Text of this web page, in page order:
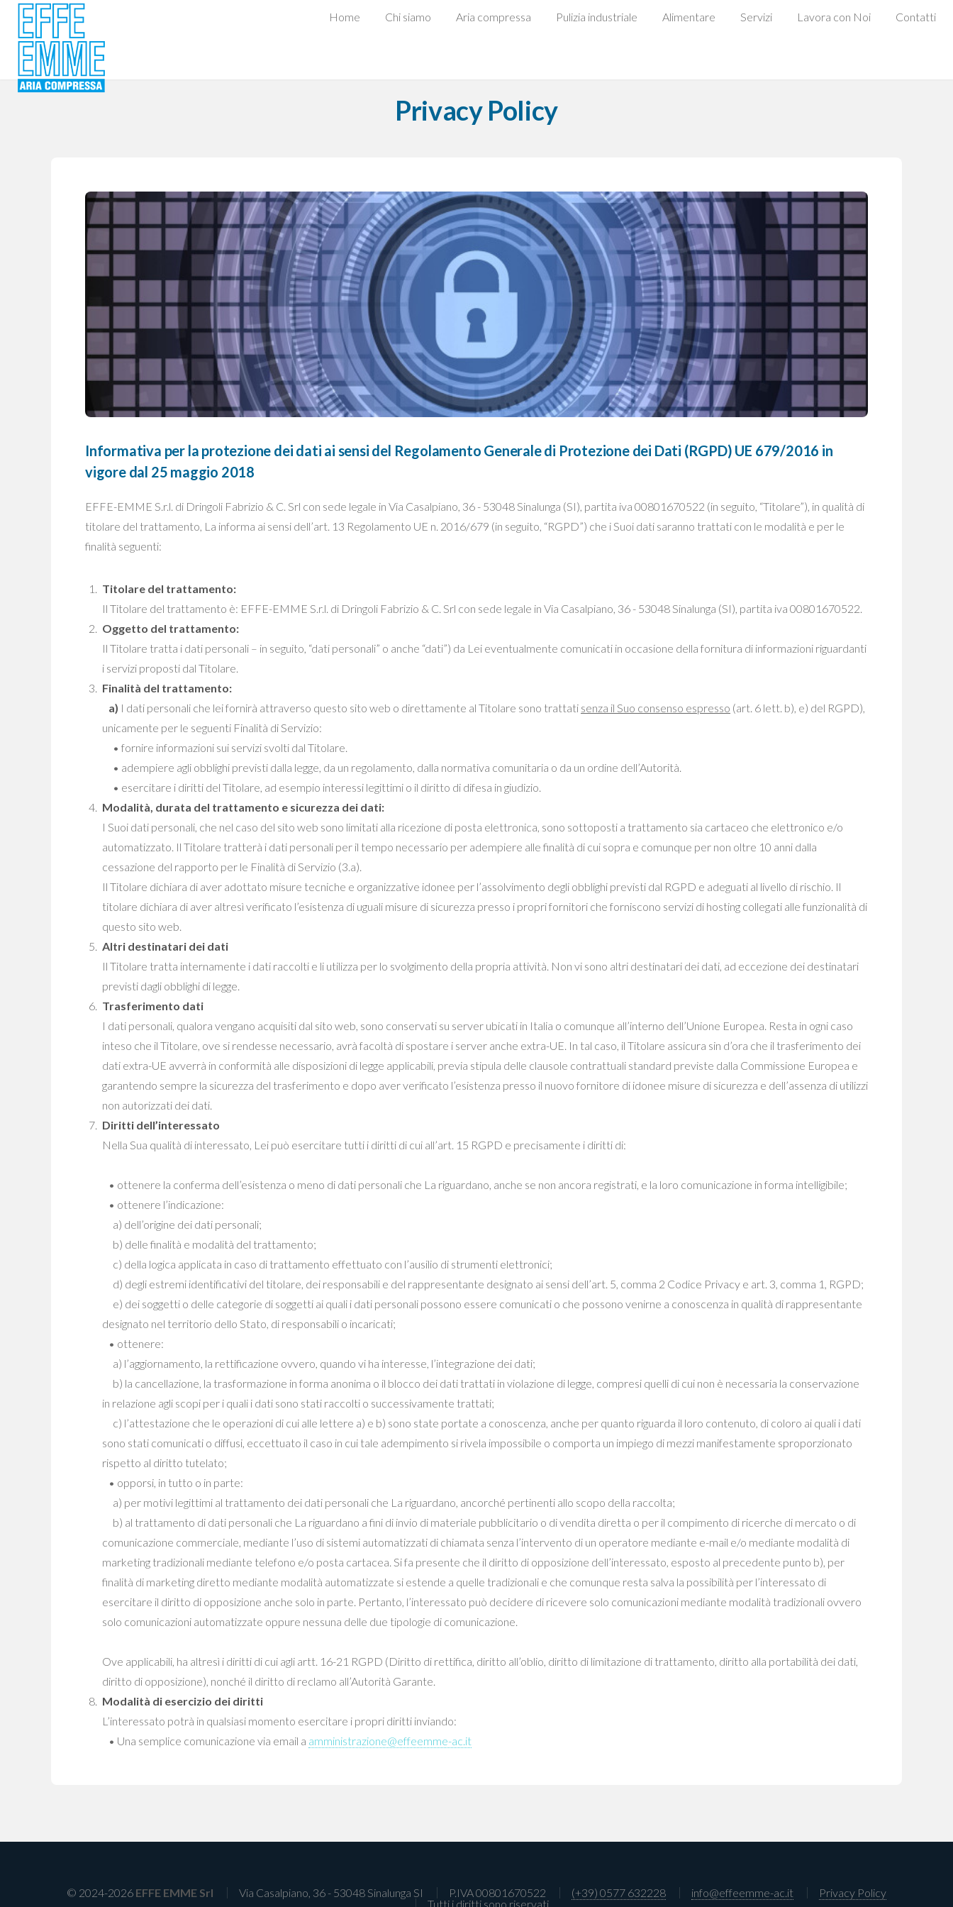
Home Chi siamo Aria compressa Pulizia industriale Alimentare Servizi Lavora con Noi Contatti
Privacy Policy
Informativa per la protezione dei dati ai sensi del Regolamento Generale di Protezione dei Dati (RGPD) UE 679/2016 in
vigore dal 25 maggio 2018
EFFE-EMME S.r.l. di Dringoli Fabrizio & C. Srl con sede legale in Via Casalpiano, 36 - 53048 Sinalunga (SI), partita iva 00801670522 (in seguito, “Titolare”), in qualità di
titolare del trattamento, La informa ai sensi dell’art. 13 Regolamento UE n. 2016/679 (in seguito, “RGPD”) che i Suoi dati saranno trattati con le modalità e per le
finalità seguenti:
Titolare del trattamento:
Il Titolare del trattamento è: EFFE-EMME S.r.l. di Dringoli Fabrizio & C. Srl con sede legale in Via Casalpiano, 36 - 53048 Sinalunga (SI), partita iva 00801670522.
Oggetto del trattamento:
Il Titolare tratta i dati personali – in seguito, “dati personali” o anche “dati”) da Lei eventualmente comunicati in occasione della fornitura di informazioni riguardanti
i servizi proposti dal Titolare.
Finalità del trattamento:
a) I dati personali che lei fornirà attraverso questo sito web o direttamente al Titolare sono trattati senza il Suo consenso espresso (art. 6 lett. b), e) del RGPD),
unicamente per le seguenti Finalità di Servizio:
• fornire informazioni sui servizi svolti dal Titolare.
• adempiere agli obblighi previsti dalla legge, da un regolamento, dalla normativa comunitaria o da un ordine dell’Autorità.
• esercitare i diritti del Titolare, ad esempio interessi legittimi o il diritto di difesa in giudizio.
Modalità, durata del trattamento e sicurezza dei dati:
I Suoi dati personali, che nel caso del sito web sono limitati alla ricezione di posta elettronica, sono sottoposti a trattamento sia cartaceo che elettronico e/o
automatizzato. Il Titolare tratterà i dati personali per il tempo necessario per adempiere alle finalità di cui sopra e comunque per non oltre 10 anni dalla
cessazione del rapporto per le Finalità di Servizio (3.a).
Il Titolare dichiara di aver adottato misure tecniche e organizzative idonee per l’assolvimento degli obblighi previsti dal RGPD e adeguati al livello di rischio. Il
titolare dichiara di aver altresì verificato l’esistenza di uguali misure di sicurezza presso i propri fornitori che forniscono servizi di hosting collegati alle funzionalità di
questo sito web.
Altri destinatari dei dati
Il Titolare tratta internamente i dati raccolti e li utilizza per lo svolgimento della propria attività. Non vi sono altri destinatari dei dati, ad eccezione dei destinatari
previsti dagli obblighi di legge.
Trasferimento dati
I dati personali, qualora vengano acquisiti dal sito web, sono conservati su server ubicati in Italia o comunque all’interno dell’Unione Europea. Resta in ogni caso
inteso che il Titolare, ove si rendesse necessario, avrà facoltà di spostare i server anche extra-UE. In tal caso, il Titolare assicura sin d’ora che il trasferimento dei
dati extra-UE avverrà in conformità alle disposizioni di legge applicabili, previa stipula delle clausole contrattuali standard previste dalla Commissione Europea e
garantendo sempre la sicurezza del trasferimento e dopo aver verificato l’esistenza presso il nuovo fornitore di idonee misure di sicurezza e dell’assenza di utilizzi
non autorizzati dei dati.
Diritti dell’interessato
Nella Sua qualità di interessato, Lei può esercitare tutti i diritti di cui all’art. 15 RGPD e precisamente i diritti di:
• ottenere la conferma dell’esistenza o meno di dati personali che La riguardano, anche se non ancora registrati, e la loro comunicazione in forma intelligibile;
• ottenere l’indicazione:
a) dell’origine dei dati personali;
b) delle finalità e modalità del trattamento;
c) della logica applicata in caso di trattamento effettuato con l’ausilio di strumenti elettronici;
d) degli estremi identificativi del titolare, dei responsabili e del rappresentante designato ai sensi dell’art. 5, comma 2 Codice Privacy e art. 3, comma 1, RGPD;
e) dei soggetti o delle categorie di soggetti ai quali i dati personali possono essere comunicati o che possono venirne a conoscenza in qualità di rappresentante
designato nel territorio dello Stato, di responsabili o incaricati;
• ottenere:
a) l’aggiornamento, la rettificazione ovvero, quando vi ha interesse, l’integrazione dei dati;
b) la cancellazione, la trasformazione in forma anonima o il blocco dei dati trattati in violazione di legge, compresi quelli di cui non è necessaria la conservazione
in relazione agli scopi per i quali i dati sono stati raccolti o successivamente trattati;
c) l’attestazione che le operazioni di cui alle lettere a) e b) sono state portate a conoscenza, anche per quanto riguarda il loro contenuto, di coloro ai quali i dati
sono stati comunicati o diffusi, eccettuato il caso in cui tale adempimento si rivela impossibile o comporta un impiego di mezzi manifestamente sproporzionato
rispetto al diritto tutelato;
• opporsi, in tutto o in parte:
a) per motivi legittimi al trattamento dei dati personali che La riguardano, ancorché pertinenti allo scopo della raccolta;
b) al trattamento di dati personali che La riguardano a fini di invio di materiale pubblicitario o di vendita diretta o per il compimento di ricerche di mercato o di
comunicazione commerciale, mediante l’uso di sistemi automatizzati di chiamata senza l’intervento di un operatore mediante e-mail e/o mediante modalità di
marketing tradizionali mediante telefono e/o posta cartacea. Si fa presente che il diritto di opposizione dell’interessato, esposto al precedente punto b), per
finalità di marketing diretto mediante modalità automatizzate si estende a quelle tradizionali e che comunque resta salva la possibilità per l’interessato di
esercitare il diritto di opposizione anche solo in parte. Pertanto, l’interessato può decidere di ricevere solo comunicazioni mediante modalità tradizionali ovvero
solo comunicazioni automatizzate oppure nessuna delle due tipologie di comunicazione.
Ove applicabili, ha altresì i diritti di cui agli artt. 16-21 RGPD (Diritto di rettifica, diritto all’oblio, diritto di limitazione di trattamento, diritto alla portabilità dei dati,
diritto di opposizione), nonché il diritto di reclamo all’Autorità Garante.
Modalità di esercizio dei diritti
L’interessato potrà in qualsiasi momento esercitare i propri diritti inviando:
• Una semplice comunicazione via email a amministrazione@effeemme-ac.it
© 2024-2026 EFFE EMME Srl Via Casalpiano, 36 - 53048 Sinalunga SI P.IVA 00801670522 (+39) 0577 632228 info@effeemme-ac.it
Privacy Policy
Tutti i diritti sono riservati